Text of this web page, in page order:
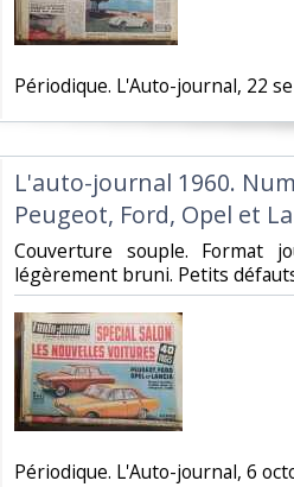
‎Périodique. L'Auto-journal, 22
‎L'auto-journal 1960.
Peugeot, Ford, Opel et
‎Couverture souple. Format
légèrement bruni. Petits
‎Périodique. L'Auto-journal, 6